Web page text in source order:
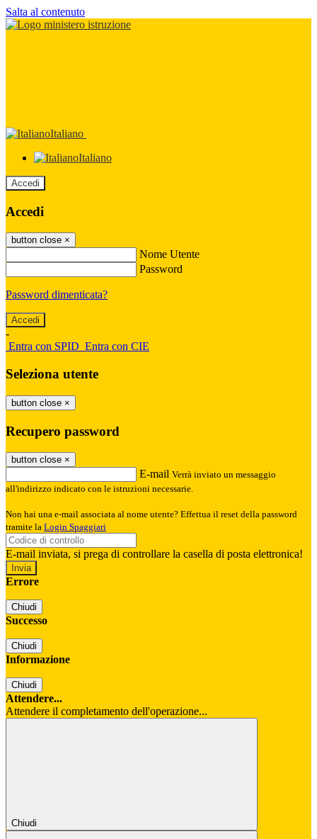
Salta al contenuto
Italiano
Italiano
Accedi
Accedi
button close ×
Nome Utente
Password
Password dimenticata?
-
Entra con SPID Entra con CIE
Seleziona utente
button close ×
Recupero password
button close ×
E-mail Verrà inviato un messaggio
all'indirizzo indicato con le istruzioni necessarie.
Non hai una e-mail associata al nome utente? Effettua il reset della password
tramite la Login Spaggiari
E-mail inviata, si prega di controllare la casella di posta elettronica!
Errore
Chiudi
Successo
Chiudi
Informazione
Chiudi
Attendere...
Attendere il completamento dell'operazione...
Chiudi